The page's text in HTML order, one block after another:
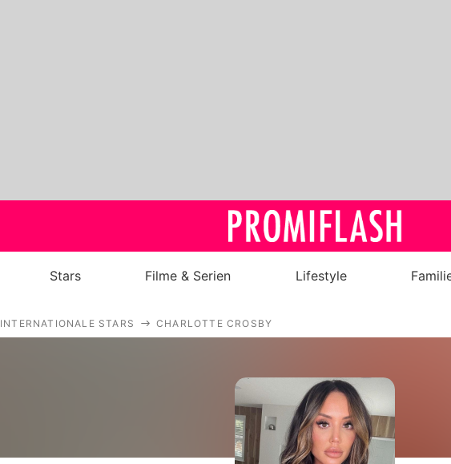
Filme & Serien
Lifestyle
Familie & Liebe
Stars Filme & Serien Lifestyle
INTERNATIONALE STARS CHARLOTTE CROSBY